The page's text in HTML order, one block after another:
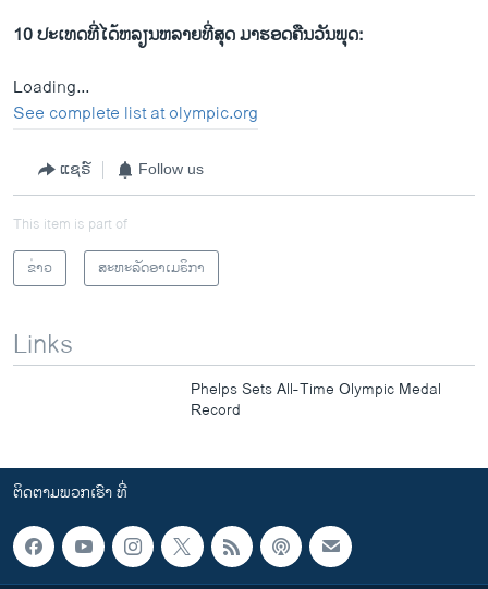
10 ປະເທດທີ່ໄດ້ຫລຽນຫລາຍທີ່ສຸດ ມາຮອດຄືນວັນພຸດ:
Loading...
See complete list at olympic.org
ແຊຣ໌ Follow us
This item is part of
ຂ່າວ
ສະຫະລັດອາເມຣິກາ
Links
Phelps Sets All-Time Olympic Medal
Record
ຕິດຕາມພວກເຮົາ ທີ່